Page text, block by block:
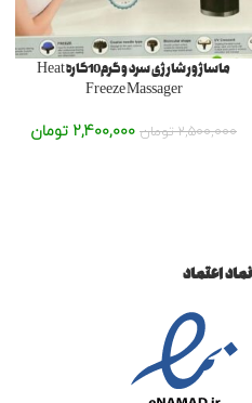
ماساژور شارژی سرد و گرم10کاره Heat
Freeze Massager
2,500,000 تومان 2,400,000 تومان
نماد اعتماد